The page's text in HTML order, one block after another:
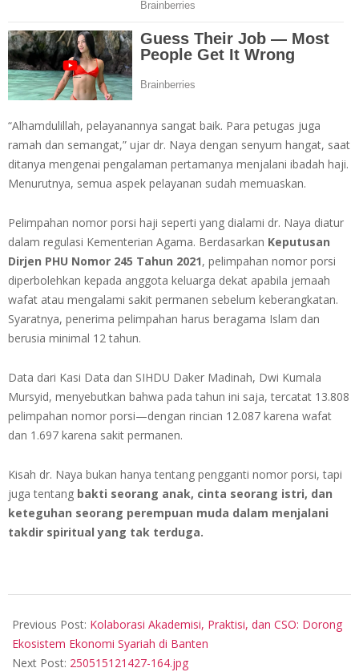
“Alhamdulillah, pelayanannya sangat baik. Para petugas juga
ramah dan semangat,” ujar dr. Naya dengan senyum hangat, saat
ditanya mengenai pengalaman pertamanya menjalani ibadah haji.
Menurutnya, semua aspek pelayanan sudah memuaskan.
Pelimpahan nomor porsi haji seperti yang dialami dr. Naya diatur
dalam regulasi Kementerian Agama. Berdasarkan Keputusan
Dirjen PHU Nomor 245 Tahun 2021, pelimpahan nomor porsi
diperbolehkan kepada anggota keluarga dekat apabila jemaah
wafat atau mengalami sakit permanen sebelum keberangkatan.
Syaratnya, penerima pelimpahan harus beragama Islam dan
berusia minimal 12 tahun.
Data dari Kasi Data dan SIHDU Daker Madinah, Dwi Kumala
Mursyid, menyebutkan bahwa pada tahun ini saja, tercatat 13.808
pelimpahan nomor porsi—dengan rincian 12.087 karena wafat
dan 1.697 karena sakit permanen.
Kisah dr. Naya bukan hanya tentang pengganti nomor porsi, tapi
juga tentang bakti seorang anak, cinta seorang istri, dan
keteguhan seorang perempuan muda dalam menjalani
takdir spiritual yang tak terduga.
05-
15
Previous Post: Kolaborasi Akademisi, Praktisi, dan CSO: Dorong
Ekosistem Ekonomi Syariah di Banten
Next Post: 250515121427-164.jpg